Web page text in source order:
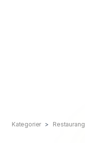
Kategorier Restaurang